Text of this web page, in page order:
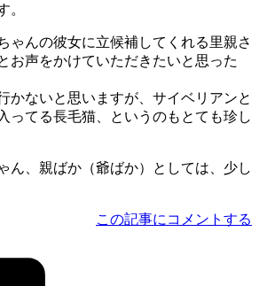
。
ゃんの彼女に立候補してくれる里親さ
お声をかけていただきたいと思った
かないと思いますが、サイベリアンと
ってる長毛猫、というのもとても珍し
ん、親ばか（爺ばか）としては、少し
この記事にコメントする